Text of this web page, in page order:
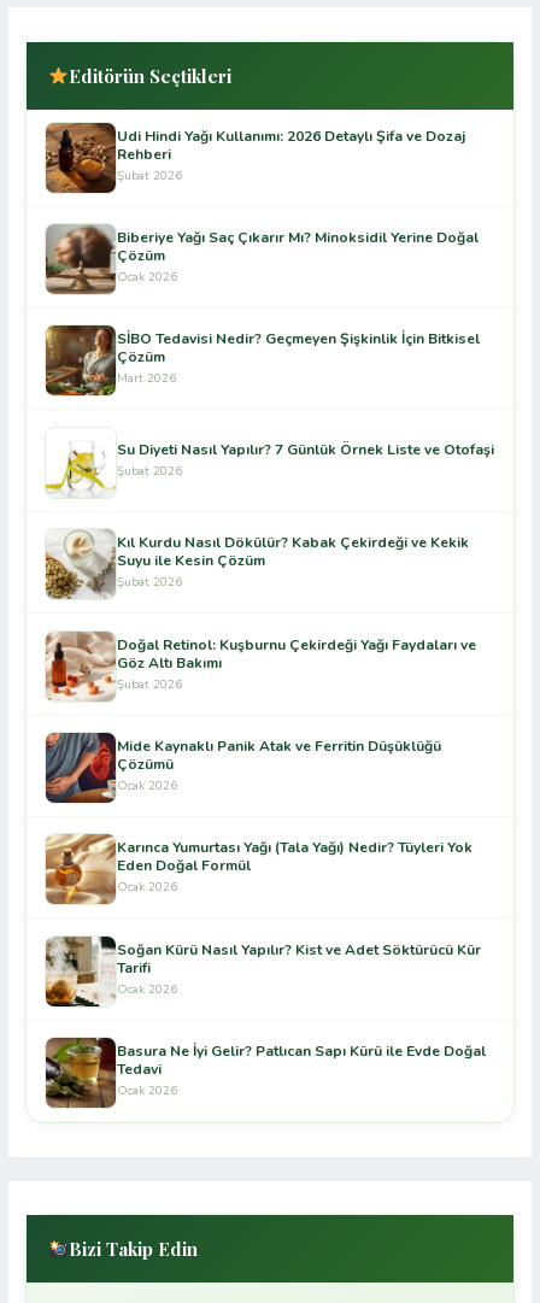
Editörün Seçtikleri
Udi Hindi Yağı Kullanımı: 2026 Detaylı Şifa ve Dozaj
Rehberi
Şubat 2026
Biberiye Yağı Saç Çıkarır Mı? Minoksidil Yerine Doğal
Çözüm
Ocak 2026
SİBO Tedavisi Nedir? Geçmeyen Şişkinlik İçin Bitkisel
Çözüm
Mart 2026
Su Diyeti Nasıl Yapılır? 7 Günlük Örnek Liste ve Otofaşi
Şubat 2026
Kıl Kurdu Nasıl Dökülür? Kabak Çekirdeği ve Kekik
Suyu ile Kesin Çözüm
Şubat 2026
Doğal Retinol: Kuşburnu Çekirdeği Yağı Faydaları ve
Göz Altı Bakımı
Şubat 2026
Mide Kaynaklı Panik Atak ve Ferritin Düşüklüğü
Çözümü
Ocak 2026
Karınca Yumurtası Yağı (Tala Yağı) Nedir? Tüyleri Yok
Eden Doğal Formül
Ocak 2026
Soğan Kürü Nasıl Yapılır? Kist ve Adet Söktürücü Kür
Tarifi
Ocak 2026
Basura Ne İyi Gelir? Patlıcan Sapı Kürü ile Evde Doğal
Tedavi
Ocak 2026
Bizi Takip Edin